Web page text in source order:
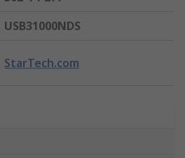
USB31000NDS
StarTech.com